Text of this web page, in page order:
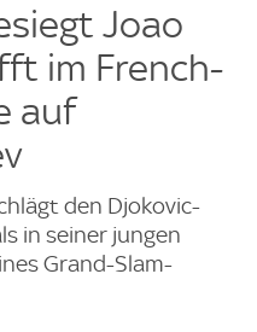
Joao
im French-
auf
den Djokovic-
in seiner jungen
Grand-Slam-